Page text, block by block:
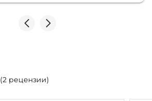
(2 рецензии)